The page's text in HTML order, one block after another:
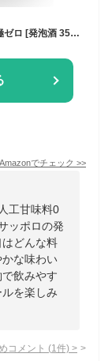
【糖質ゼロ・プリン体ゼロ 】サッポロ 極ZERO 極ゼロ [発泡酒 350ml×24本]
Amazonでチェック >>
工甘味料0
ッポロの発
どんな料
な味わい
飲みやす
を楽しみ
コメント (1 件) >